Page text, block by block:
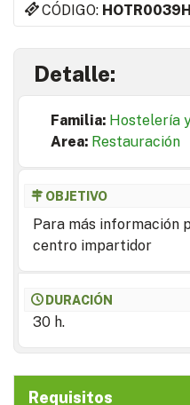
CÓDIGO:
Detalle:
Familia: Hostelería
Area: Restauración
OBJETIVO
Para más información
centro impartidor
DURACIÓN
30 h.
Requisitos